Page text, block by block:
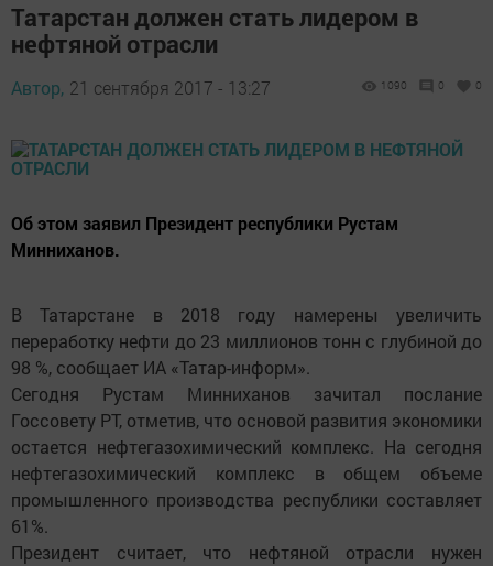
Татарстан должен стать лидером в
нефтяной отрасли
Автор, 21 сентября 2017 - 13:27 1090 0 0
Об этом заявил Президент республики Рустам
Минниханов.
В Татарстане в 2018 году намерены увеличить
переработку нефти до 23 миллионов тонн с глубиной до
98 %, сообщает ИА «Татар-информ».
Сегодня Рустам Минниханов зачитал послание
Госсовету РТ, отметив, что основой развития экономики
остается нефтегазохимический комплекс. На сегодня
нефтегазохимический комплекс в общем объеме
промышленного производства республики составляет
61%.
Президент считает, что нефтяной отрасли нужен